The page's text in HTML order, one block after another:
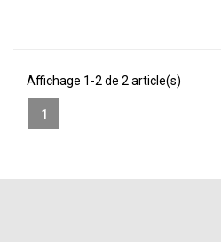
Affichage 1-2 de 2 article(s)
1